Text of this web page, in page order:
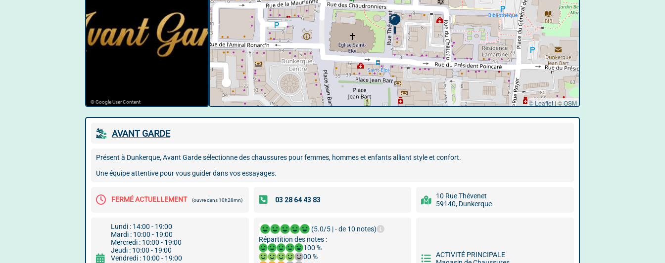
© Google User Content © Leaflet | ©OSM
AVANT GARDE
Présent à Dunkerque, Avant Garde sélectionne des chaussures pour femmes, hommes et enfants alliant style et confort.
Une équipe attentive pour vous guider dans vos essayages.
FERMÉ ACTUELLEMENT (ouvre dans 10h28mn)
10 Rue Thévenet
59140, Dunkerque
Lundi : 14:00 - 19:00
Mardi : 10:00 - 19:00
Mercredi : 10:00 - 19:00
Jeudi : 10:00 - 19:00
Vendredi : 10:00 - 19:00
(5.0/5 | - de 10 notes)
Répartition des notes :
100 %
00 %
ACTIVITÉ PRINCIPALE